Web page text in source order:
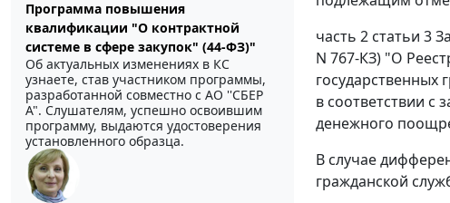
Программа повышения
квалификации "О контрактной
системе в сфере закупок" (44-ФЗ)"
Об актуальных изменениях в КС
узнаете, став участником программы,
разработанной совместно с АО ''СБЕР
А". Слушателям, успешно освоившим
программу, выдаются удостоверения
установленного образца.
часть 2 статьи 3
N 767-КЗ) "О
государственных
в соответствии
денежного
В случае
гражданской